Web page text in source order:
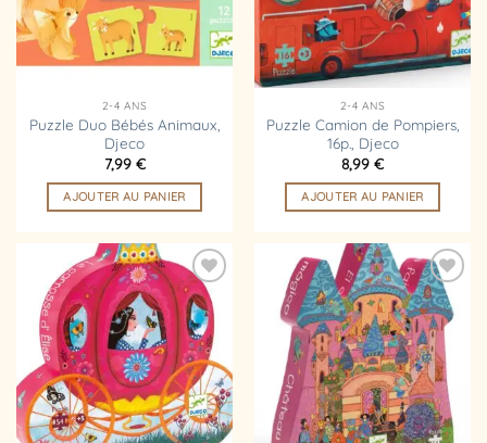
2-4 ANS
Puzzle Duo Bébés Animaux,
Djeco
7,99 €
AJOUTER AU PANIER
2-4 ANS
Puzzle Camion de Pompiers,
16p., Djeco
8,99 €
AJOUTER AU PANIER
Ajouter
à la
liste
d’envies
Ajouter
à la
liste
d’envies